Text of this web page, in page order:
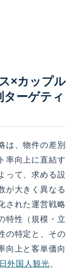
×カップル
ーゲティ
は、物件の差別
率向上に直結す
って、求める設
が大きく異なる
された運営戦略
特性（規模・立
の特定と、その
向上と客単価向
外国人観光